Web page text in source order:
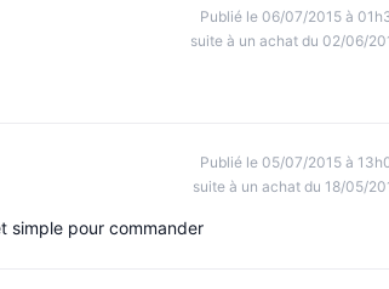
Publié le 06/07/2015 à
suite à un achat du 02/06/
Publié le 05/07/2015 à
suite à un achat du 18/05/
simple pour commander